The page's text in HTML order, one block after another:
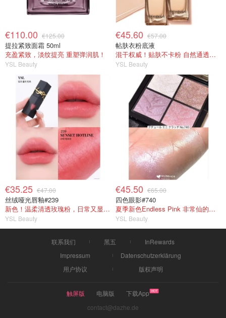
€110.00 €125.00
提拉紧致面霜 50ml
充盈紧致，淡纹提亮 重塑弹润肌！
YSL Beauty
€45.60 €57.00
帖肤衣粉底液
混干权威！贴肤不卡粉 自然通透妆效
YSL Beauty
€35.25 €47.00
丝绒哑光唇釉#239
新色！温柔清透玫瑰粉，日常又显气色
YSL Beauty
€45.50 €65.00
四色眼影#740
夏季新色Endless Pink 非常仙的亮片盘！
YSL Beauty
联系我们 黑五
InRewards
Impressum
Datenschutzerklärung
用户协议
版权声明
触屏版 电脑版
下载App
contact@dazhe.de